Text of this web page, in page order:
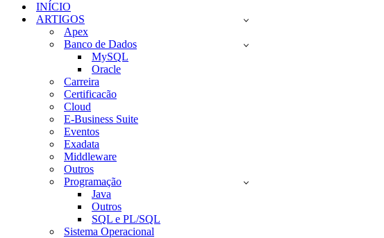
navegaçãoINÍCIO
ARTIGOS
Apex
Banco de Dados
MySQL
Oracle
Carreira
Certificacão
Cloud
E-Business Suite
Eventos
Exadata
Middleware
Outros
Programação
Java
Outros
SQL e PL/SQL
Sistema Operacional